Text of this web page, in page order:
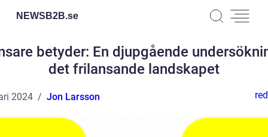
NEWSB2B.se
betyder: En djupgående
det frilansande landskapet
2024 Jon Larsson